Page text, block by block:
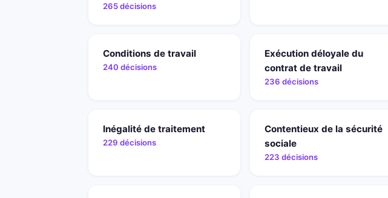
265 décisions
Conditions de travail
240 décisions
Exécution déloyale du
contrat de travail
236 décisions
Inégalité de traitement
229 décisions
Contentieux de la sécurité
sociale
223 décisions